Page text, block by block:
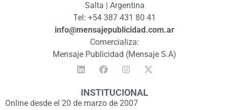
Salta | Argentina
Tel: +54 387 431 80 41
info@mensajepublicidad.com.ar
Comercializa:
Mensaje Publicidad (Mensaje S.A)
INSTITUCIONAL
Online desde el 20 de marzo de 2007